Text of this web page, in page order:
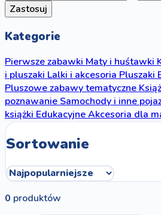
Zastosuj
Kategorie
Pierwsze zabawkiMaty i huśtawki
i pluszakiLalki i akcesoriaPluszaki
Pluszowe zabawy tematyczne
poznawanieSamochody i inne
książkiEdukacyjneAkcesoria dla
Sortowanie
0 produktów